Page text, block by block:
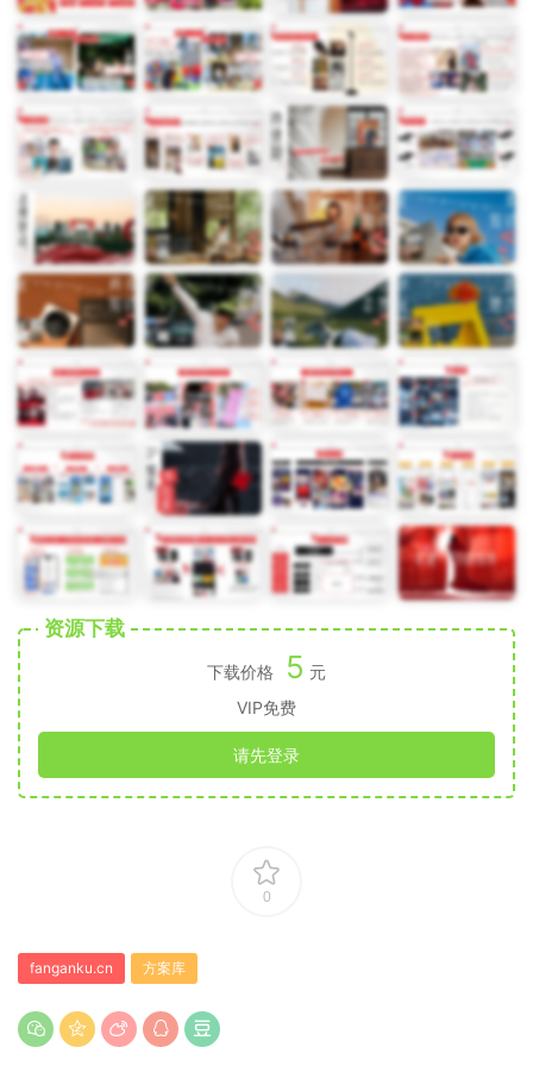
资源下载
下载价格 5 元
VIP免费
请先登录
0
fanganku.cn 方案库